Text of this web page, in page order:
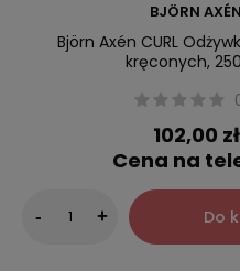
BJÖRN AXÉN
Björn Axén CURL
kręconych,
102,00 zł
Cena na
- + Do